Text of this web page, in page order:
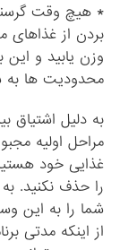
* هیچ وقت گرسنه
بردن از
وزن یابید و
محدودیت ها به
به دلیل اشتیاق
مراحل اولیه
غذایی خود
را حذف نکنید.
شما را به این
از اینکه مدتی